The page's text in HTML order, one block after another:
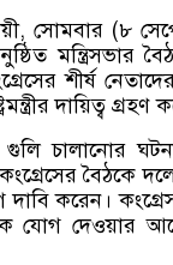
সোমবার (৮
মন্ত্রিসভার
শীর্ষ
দায়িত্ব গ্রহণ
চালানোর
বৈঠকে
দাবি করেন।
যোগ দেওয়ার